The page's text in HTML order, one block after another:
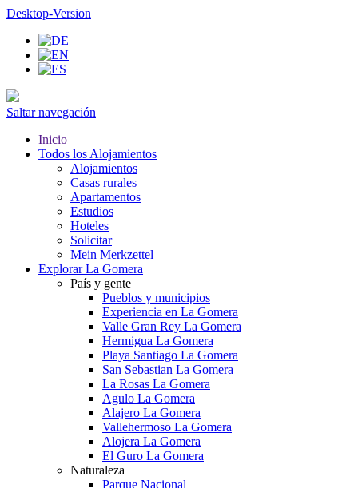
Desktop-Version
Saltar navegación
Inicio
Todos los Alojamientos
Alojamientos
Casas rurales
Apartamentos
Estudios
Hoteles
Solicitar
Mein Merkzettel
Explorar La Gomera
País y gente
Pueblos y municipios
Experiencia en La Gomera
Valle Gran Rey La Gomera
Hermigua La Gomera
Playa Santiago La Gomera
San Sebastian La Gomera
La Rosas La Gomera
Agulo La Gomera
Alajero La Gomera
Vallehermoso La Gomera
Alojera La Gomera
El Guro La Gomera
Naturaleza
Parque Nacional